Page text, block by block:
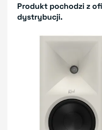
Produkt pochodzi z
dystrybucji.